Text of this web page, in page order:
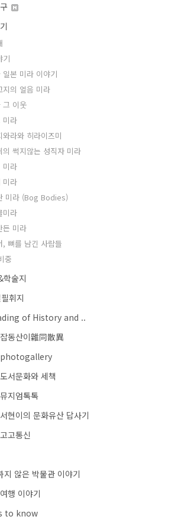
기
일본 미라 이야기
지의 얼음 미라
그 이웃
미라
와라와 히라이즈미
의 썩지않는 성직자 미라
미라
미라
미라 (Bog Bodies)
미라
든 미라
, 뼈를 남긴 사람들
중
학술지
휘지
of History and ..
동산이雜同散異
photogallery
서문화와 세책
지엄톡톡
현이의 문화유산 답사기
고통신
지 않은 박물관 이야기
행 이야기
to know